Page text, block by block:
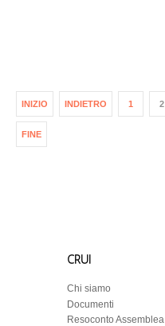
INIZIO INDIETRO 1 2
FINE
CRUI
Chi siamo
Documenti
Resoconto Assemblea